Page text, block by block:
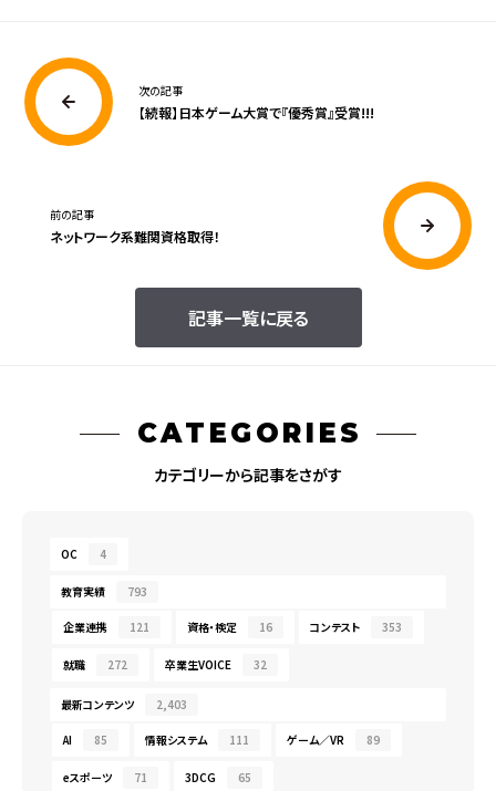
次の記事
【続報】日本ゲーム大賞で『優秀賞』受賞!!!
記事一覧に戻る
前の記事
ネットワーク系難関資格取得！
CATEGORIES
カテゴリーから記事をさがす
OC 4
教育実績 793
企業連携 121 資格・検定 16 コンテスト 353
就職 272 卒業生VOICE 32
最新コンテンツ 2,403
AI 85 情報システム 111 ゲーム／VR 89
eスポーツ 71 3DCG 65